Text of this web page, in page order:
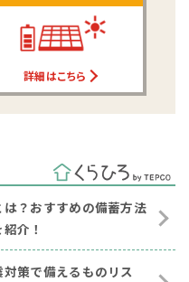
詳細はこちら
？おすすめの備蓄方法
介！
対策で備えるものリス